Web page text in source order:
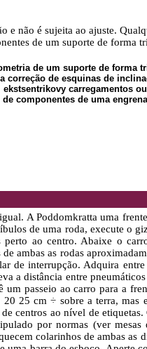
e não é sujeita ao ajuste.
de um suporte de forma
de um suporte de forma
correção de esquinas de
carregamentos
componentes de uma
A Poddomkratta uma
de uma roda, execute o
ao centro. Abaixe o
ambas as rodas
de interrupção. Adquira
a distância entre
passeio ao carro para a
25 cm ÷ sobre a terra, mas
centros ao nível de
por normas (ver mesas
colarinhos de ambas as